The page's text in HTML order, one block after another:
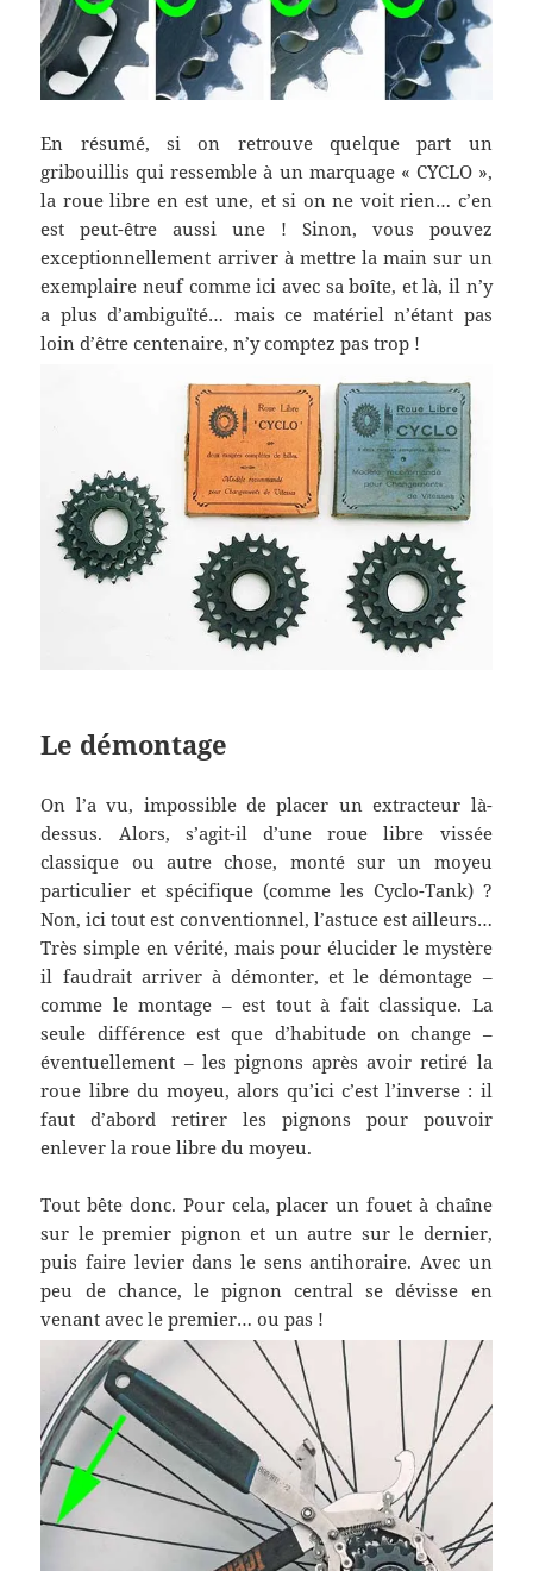
En résumé, si on retrouve quelque part un
gribouillis qui ressemble à un marquage « CYCLO »,
la roue libre en est une, et si on ne voit rien… c’en
est peut-être aussi une ! Sinon, vous pouvez
exceptionnellement arriver à mettre la main sur un
exemplaire neuf comme ici avec sa boîte, et là, il n’y
a plus d’ambiguïté… mais ce matériel n’étant pas
loin d’être centenaire, n’y comptez pas trop !
Le démontage
On l’a vu, impossible de placer un extracteur là-
dessus. Alors, s’agit-il d’une roue libre vissée
classique ou autre chose, monté sur un moyeu
particulier et spécifique (comme les Cyclo-Tank) ?
Non, ici tout est conventionnel, l’astuce est ailleurs…
Très simple en vérité, mais pour élucider le mystère
il faudrait arriver à démonter, et le démontage –
comme le montage – est tout à fait classique. La
seule différence est que d’habitude on change –
éventuellement – les pignons après avoir retiré la
roue libre du moyeu, alors qu’ici c’est l’inverse : il
faut d’abord retirer les pignons pour pouvoir
enlever la roue libre du moyeu.
Tout bête donc. Pour cela, placer un fouet à chaîne
sur le premier pignon et un autre sur le dernier,
puis faire levier dans le sens antihoraire. Avec un
peu de chance, le pignon central se dévisse en
venant avec le premier… ou pas !